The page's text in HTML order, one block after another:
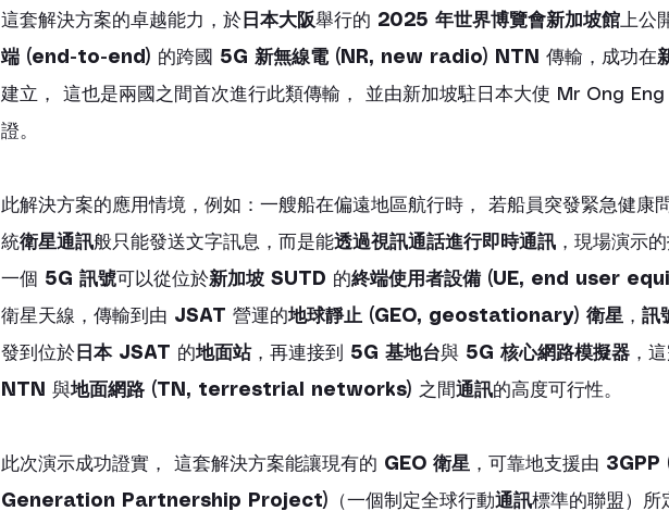
這套解決方案的卓越能力，於 日本大阪舉行的 2025 年世界博覽會新加坡館 上公
端 (end-to-end) 的跨國 5G 新無線電 (NR, new radio) NTN 傳輸，成功在
建立， 這也是兩國之間首次進行此類傳輸， 並由新加坡駐日本大使 Mr Ong
證。
此解決方案的應用情境，例如：一艘船在偏遠地區航行時， 若船員突發緊急健康
統衛星通訊般只能發送文字訊息，而是能透過視訊通話進行即時通訊 ，現場演示
一個 5G 訊號可以從位於新加坡 SUTD 的終端使用者設備 (UE, end user
衛星天線，傳輸到由 JSAT 營運的地球靜止 (GEO, geostationary) 衛星 ， 訊
發到位於 日本 JSAT 的地面站，再連接到 5G 基地台與 5G 核心網路模擬器 ，
NTN 與地面網路 (TN, terrestrial networks) 之間通訊的高度可行性。
此次演示成功證實， 這套解決方案能讓現有的 GEO 衛星 ，可靠地支援由 3GPP
Generation Partnership Project) （一個制定全球行動通訊標準的聯盟）所